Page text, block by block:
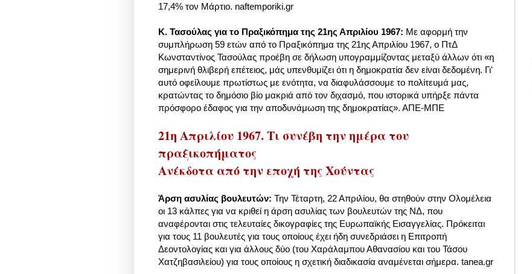
17,4% τον Μάρτιο. naftemporiki.gr
Κ. Τασούλας για το Πραξικόπημα της 21ης Απριλίου 1967: Με αφορμή την
συμπλήρωση 59 ετών από το Πραξικόπημα της 21ης Απριλίου 1967, ο ΠτΔ
Κωνσταντίνος Τασούλας προέβη σε δήλωση υπογραμμίζοντας μεταξύ άλλων ότι «η
σημερινή θλιβερή επέτειος, μάς υπενθυμίζει ότι η δημοκρατία δεν είναι δεδομένη. Γι'
αυτό οφείλουμε πρωτίστως με ενότητα, να διαφυλάσσουμε το πολίτευμά μας,
κρατώντας το δημόσιο βίο μακριά από τον διχασμό, που ιστορικά υπήρξε πάντα
πρόσφορο έδαφος για την αποδυνάμωση της δημοκρατίας». ΑΠΕ-ΜΠΕ
21η Απριλίου 1967. Τι συνέβη την ημέρα του
πραξικοπήματος
Ανέκδοτα από την εποχή της Χούντας
Άρση ασυλίας βουλευτών: Την Τέταρτη, 22 Απριλίου, θα στηθούν στην Ολομέλεια
οι 13 κάλπες για να κριθεί η άρση ασυλίας των βουλευτών της ΝΔ, που
αναφέρονται στις τελευταίες δικογραφίες της Ευρωπαϊκής Εισαγγελίας. Πρόκειται
για τους 11 βουλευτές για τους οποίους έχει ήδη συνεδριάσει η Επιτροπή
Δεοντολογίας και για άλλους δύο (του Χαράλαμπου Αθανασίου και του Τάσου
Χατζηβασιλείου) για τους οποίους η σχετική διαδικασία αναμένεται σήμερα. tanea.gr